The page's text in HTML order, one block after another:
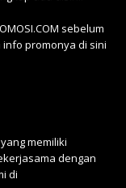
sebelum
promonya di sini
memiliki
dengan
di